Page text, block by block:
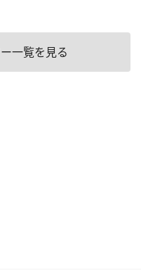
一覧を見る